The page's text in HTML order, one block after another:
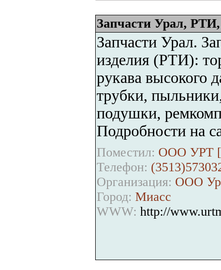
Запчасти Урал,
Запчасти Урал.
изделия (РТИ):
рукава высокого
трубки,
подушки,
Подробности на
Поместил: ООО УРТ [
Телефон:
Организация: ООО
Город: Миасс
WWW: http://